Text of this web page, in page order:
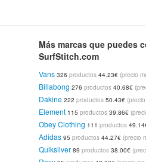
Zapatillas De Niño Old Skool
Elegantes Verde Flash
31.2€
Cárdigan Rainbow De Living
SurfStitch.com Living Doll
31.2€
Más marcas que puedes
SurfStitch.com
Vans 326productos 44.23€ (precio
Billabong 276productos 40.68€
Dakine 222productos 50.43€
Element 115productos 39.86€
Obey Clothing 111productos
Adidas 95productos 44.27€ (precio
Quiksilver 89productos 38.00€